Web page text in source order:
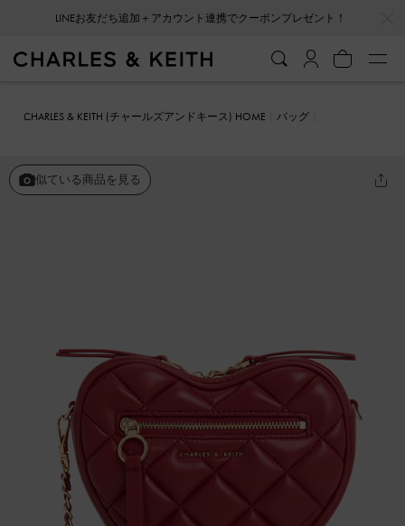
会員登録＋ニュースレター登録で10%OFFクーポンプレゼント！
CHARLES & KEITH (チャールズアンドキース) HOME
バッグ
似ている商品を見る